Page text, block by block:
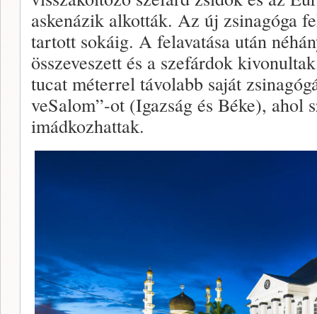
askenázik alkották. Az új zsinagóga
tartott sokáig. A felavatása után
összeveszett és a szefárdok
tucat méterrel távolabb saját
veSalom”-ot (Igazság és Béke), ahol
imádkozhattak.